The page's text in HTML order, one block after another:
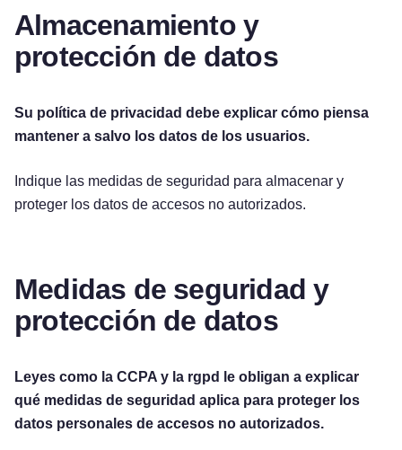
Almacenamiento y
protección de datos
Su política de privacidad debe explicar cómo piensa
mantener a salvo los datos de los usuarios.
Indique las medidas de seguridad para almacenar y
proteger los datos de accesos no autorizados.
Medidas de seguridad y
protección de datos
Leyes como la CCPA y la rgpd le obligan a explicar
qué medidas de seguridad aplica para proteger los
datos personales de accesos no autorizados.